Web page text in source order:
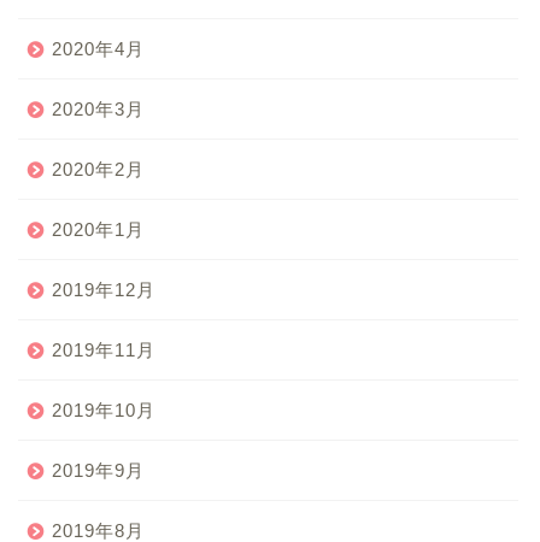
2020年4月
2020年3月
2020年2月
2020年1月
2019年12月
2019年11月
2019年10月
2019年9月
2019年8月